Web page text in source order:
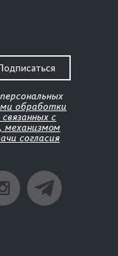
обработки
с
механизмом
согласия